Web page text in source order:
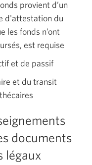
provient d’un
d'attestation du
les fonds n’ont
est requise
et de passif
et du transit
documents
légaux